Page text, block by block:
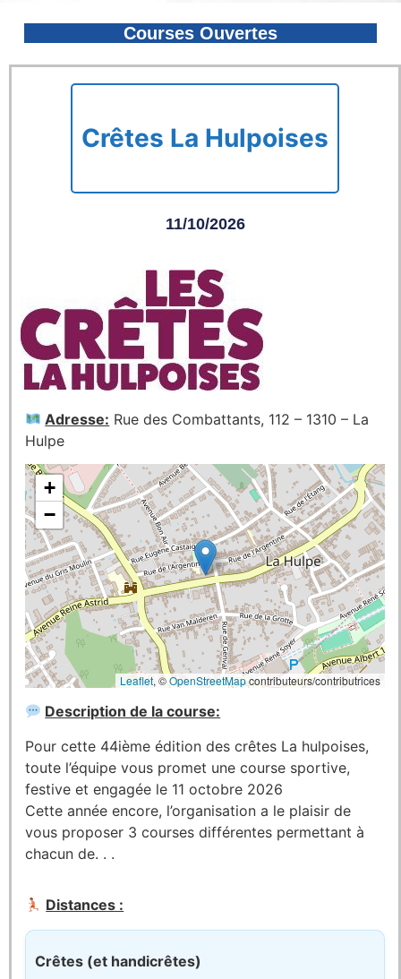
Courses Ouvertes
Crêtes La Hulpoises
11/10/2026
Adresse: Rue des Combattants, 112 – 1310 – La
Hulpe
+
−
Leaflet, ©OpenStreetMapcontributeurs/contributrices
Description de la course:
Pour cette 44ième édition des crêtes La hulpoises,
toute l’équipe vous promet une course sportive,
festive et engagée le 11 octobre 2026
Cette année encore, l’organisation a le plaisir de
vous proposer 3 courses différentes permettant à
chacun de. . .
Distances :
Crêtes (et handicrêtes)